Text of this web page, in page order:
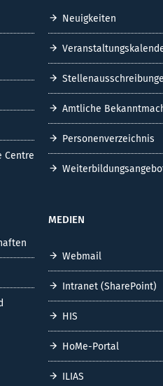
Centre
Neuigkeiten
Amtliche
Personenverzeichnis
MEDIEN
Webmail
Intranet (SharePoint)
HIS
HoMe-Portal
ILIAS